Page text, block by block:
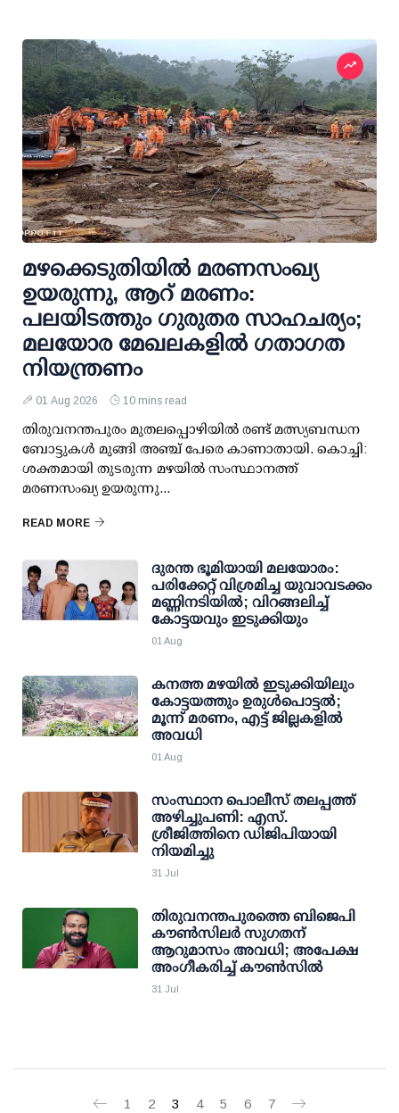
മഴക്കെടുതിയില്‍ മരണസംഖ്യ
ഉയരുന്നു, ആറ് മരണം:
പലയിടത്തും ഗുരുതര സാഹചര്യം;
മലയോര മേഖലകളില്‍ ഗതാഗത
നിയന്ത്രണം
01 Aug 2026 10 mins read
തിരുവനന്തപുരം മുതലപ്പൊഴിയില്‍ രണ്ട് മത്സ്യബന്ധന
ബോട്ടുകള്‍ മുങ്ങി അഞ്ച് പേരെ കാണാതായി. കൊച്ചി:
ശക്തമായി തുടരുന്ന മഴയില്‍ സംസ്ഥാനത്ത്
മരണസംഖ്യ ഉയരുന്നു...
READ MORE
ദുരന്ത ഭൂമിയായി മലയോരം:
പരിക്കേറ്റ് വിശ്രമിച്ച യുവാവടക്കം
മണ്ണിനടിയില്‍; വിറങ്ങലിച്ച്
കോട്ടയവും ഇടുക്കിയും
01 Aug
കനത്ത മഴയില്‍ ഇടുക്കിയിലും
കോട്ടയത്തും ഉരുള്‍പൊട്ടല്‍;
മൂന്ന് മരണം, എട്ട് ജില്ലകളില്‍
അവധി
01 Aug
സംസ്ഥാന പൊലീസ് തലപ്പത്ത്
അഴിച്ചുപണി: എസ്.
ശ്രീജിത്തിനെ ഡിജിപിയായി
നിയമിച്ചു
31 Jul
തിരുവനന്തപുരത്തെ ബിജെപി
കൗൺസിലർ സുഗതന്
ആറുമാസം അവധി; അപേക്ഷ
അംഗീകരിച്ച് കൗൺസിൽ
31 Jul
1 2 3 4 5 6 7